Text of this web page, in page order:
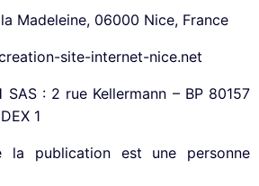
Madeleine, 06000 Nice, France
site-internet-nice.net
SAS : 2 rue Kellermann – BP 80157
1
la publication est une personne